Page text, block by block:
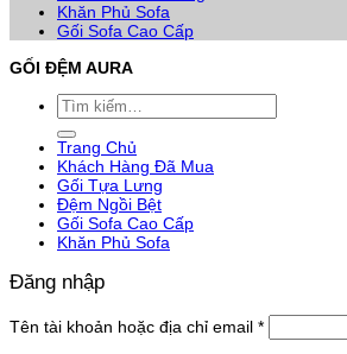
Khăn Phủ Sofa
Gối Sofa Cao Cấp
GỐI ĐỆM AURA
Tìm
kiếm:
Trang Chủ
Khách Hàng Đã Mua
Gối Tựa Lưng
Đệm Ngồi Bệt
Gối Sofa Cao Cấp
Khăn Phủ Sofa
Đăng nhập
Tên tài khoản hoặc địa chỉ email *Bắt
buộc